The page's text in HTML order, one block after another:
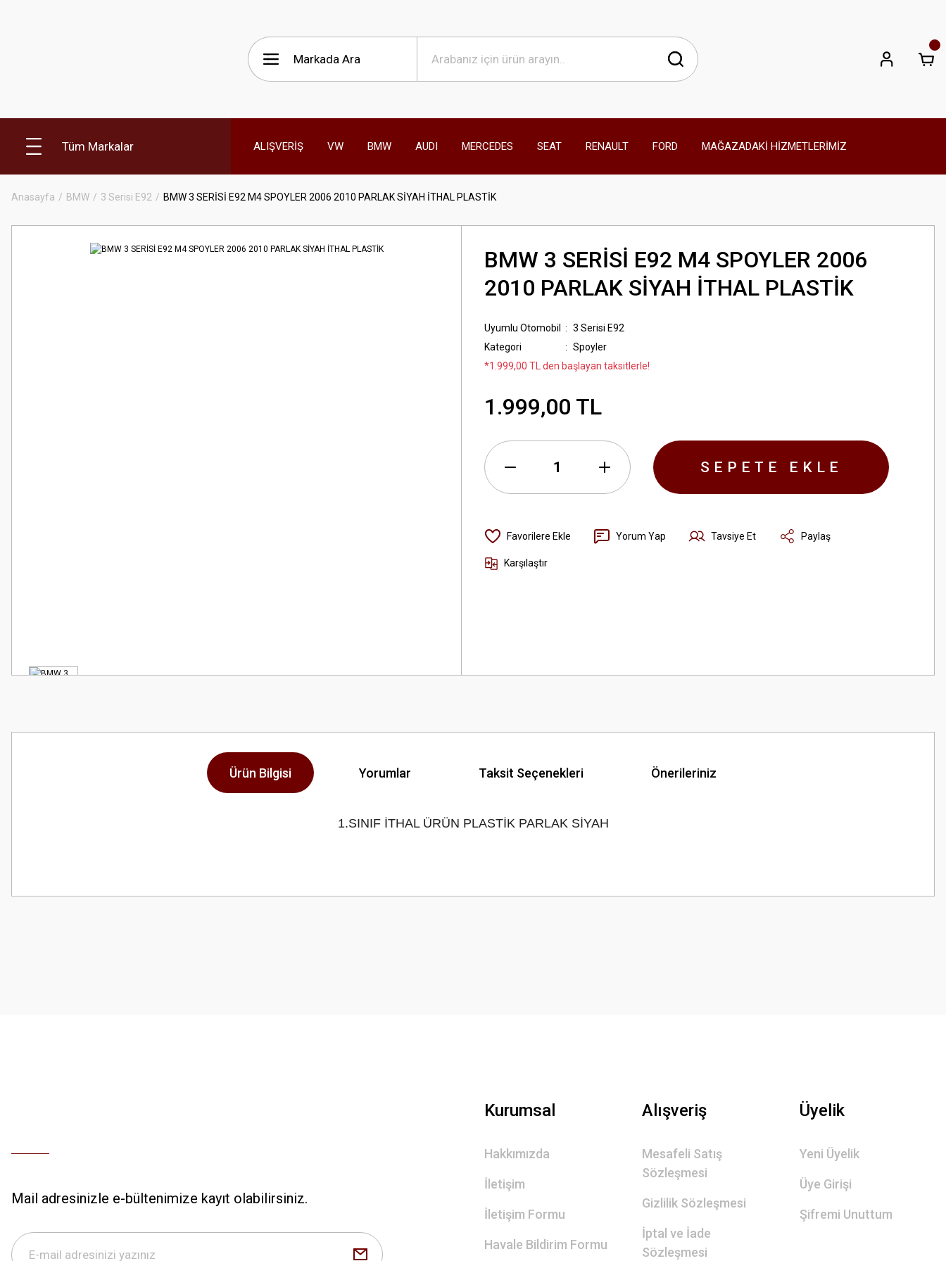
Tüm Markalar ALIŞVERİŞ VW BMW AUDI MERCEDES SEAT RENAULT FORD MAĞAZADAKİ HİZMETLERİMİZ
Anasayfa BMW 3 Serisi E92 BMW 3 SERİSİ E92 M4 SPOYLER 2006 2010 PARLAK SİYAH İTHAL PLASTİK
BMW 3 SERİSİ E92 M4 SPOYLER 2006
2010 PARLAK SİYAH İTHAL PLASTİK
Uyumlu Otomobil
3 Serisi E92
Kategori
Spoyler
*1.999,00 TL den başlayan taksitlerle!
1.999,00 TL
SEPETE EKLE
Yorum Yap Tavsiye Et Paylaş
Karşılaştır
Ürün Bilgisi Yorumlar Taksit Seçenekleri Önerileriniz
1.SINIF İTHAL ÜRÜN PLASTİK PARLAK SİYAH
Görüş ve önerileriniz için teşekkür ederiz.
Mail adresinizle e-bültenimize kayıt olabilirsiniz.
Kurumsal
Hakkımızda
İletişim
İletişim Formu
Havale Bildirim Formu
Alışveriş
Mesafeli Satış
Sözleşmesi
Gizlilik Sözleşmesi
İptal ve İade
Sözleşmesi
Üyelik
Yeni Üyelik
Üye Girişi
Şifremi Unuttum